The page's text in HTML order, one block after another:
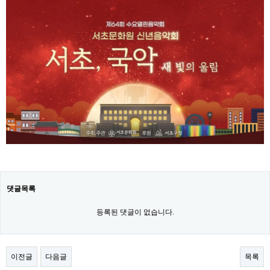
댓글목록
등록된 댓글이 없습니다.
이전글 다음글 목록